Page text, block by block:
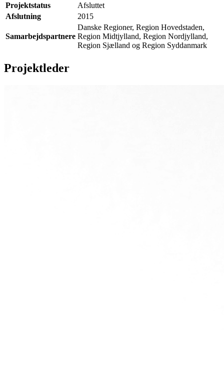
Projektstatus
Afsluttet
Afslutning
2015
Samarbejdspartnere
Danske Regioner, Region Hovedstaden,
Region Midtjylland, Region Nordjylland,
Region Sjælland og Region Syddanmark
Projektleder